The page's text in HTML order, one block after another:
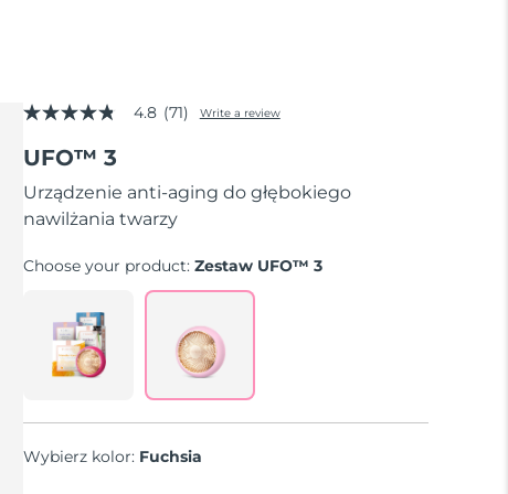
4.8
of
5
stars,
average
rating
Read
page
link.
4.8 (71) Write a review
UFO™ 3
Urządzenie anti-aging do głębokiego
nawilżania twarzy
Choose your product:Zestaw UFO™ 3
Wybierz kolor: Fuchsia